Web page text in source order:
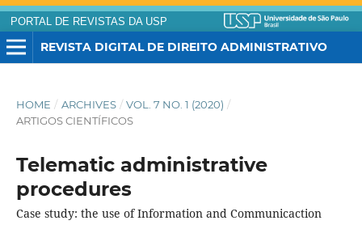
PORTAL DE REVISTAS DA USP
REVISTA DIGITAL DE DIREITO ADMINISTRATIVO
HOME / ARCHIVES / VOL. 7 NO. 1 (2020) /
ARTIGOS CIENTÍFICOS
Telematic administrative
procedures
Case study: the use of Information and Communicaction